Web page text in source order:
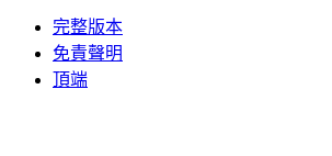
完整版本
免責聲明
頂端